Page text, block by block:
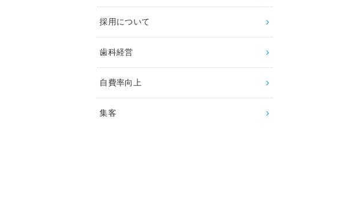
採用について
歯科経営
自費率向上
集客